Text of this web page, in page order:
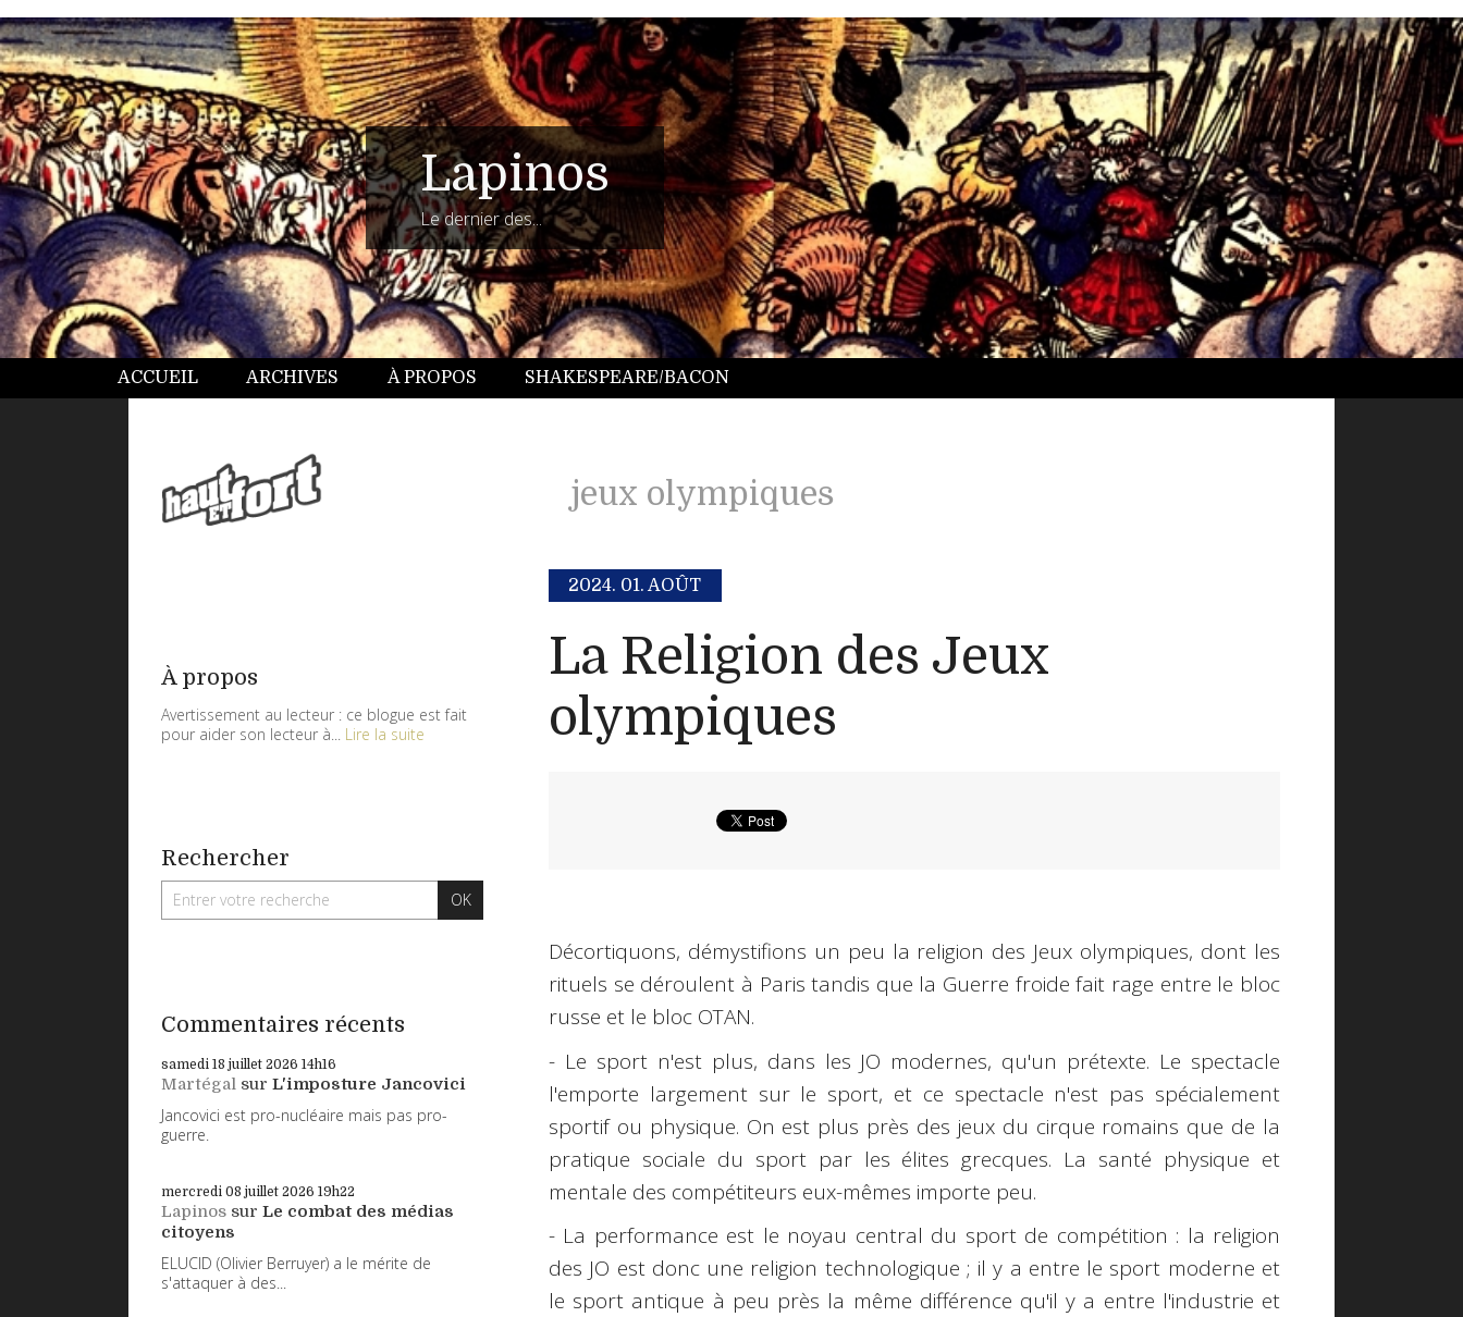
Lapinos
Le dernier des...
ACCUEIL ARCHIVES À PROPOS SHAKESPEARE/BACON
À propos
Avertissement au lecteur : ce blogue est fait
pour aider son lecteur à... Lire la suite
Rechercher
Commentaires récents
samedi 18 juillet 2026 14h16
Martégal sur L'imposture Jancovici
Jancovici est pro-nucléaire mais pas pro-
guerre.
mercredi 08 juillet 2026 19h22
Lapinos sur Le combat des médias
citoyens
ELUCID (Olivier Berruyer) a le mérite de
s'attaquer à des...
jeux olympiques
2024. 01. AOÛT
La Religion des Jeux
olympiques
Décortiquons, démystifions un peu la religion des Jeux olympiques, dont les
rituels se déroulent à Paris tandis que la Guerre froide fait rage entre le bloc
russe et le bloc OTAN.
- Le sport n'est plus, dans les JO modernes, qu'un prétexte. Le spectacle
l'emporte largement sur le sport, et ce spectacle n'est pas spécialement
sportif ou physique. On est plus près des jeux du cirque romains que de la
pratique sociale du sport par les élites grecques. La santé physique et
mentale des compétiteurs eux-mêmes importe peu.
- La performance est le noyau central du sport de compétition : la religion
des JO est donc une religion technologique ; il y a entre le sport moderne et
le sport antique à peu près la même différence qu'il y a entre l'industrie et